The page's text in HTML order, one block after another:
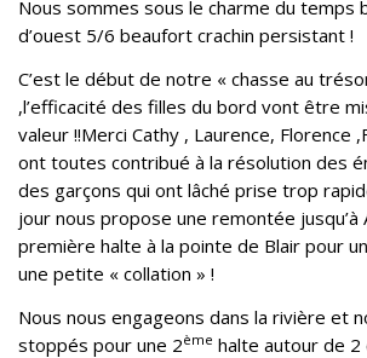
Nous sommes sous le charme du temps
d’ouest 5/6 beaufort crachin persistant !
C’est le début de notre « chasse au
,l’efficacité des filles du bord vont être
valeur !!Merci Cathy , Laurence, Florence
ont toutes contribué à la résolution des
des garçons qui ont lâché prise trop
jour nous propose une remontée jusqu’à
première halte à la pointe de Blair pour
une petite « collation » !
Nous nous engageons dans la rivière et
stoppés pour une 2ème halte autour de